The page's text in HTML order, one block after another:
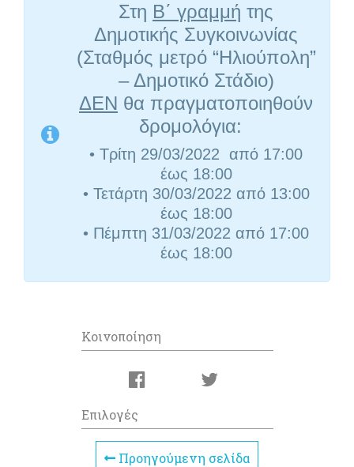
Στη B΄ γραμμή της
Δημοτικής Συγκοινωνίας
(Σταθμός μετρό “Ηλιούπολη”
– Δημοτικό Στάδιο)
ΔΕΝ θα πραγματοποιηθούν
δρομολόγια:
• Τρίτη 29/03/2022 από 17:00
έως 18:00
• Τετάρτη 30/03/2022 από 13:00
έως 18:00
• Πέμπτη 31/03/2022 από 17:00
έως 18:00
Κοινοποίηση
Επιλογές
Προηγούμενη σελίδα